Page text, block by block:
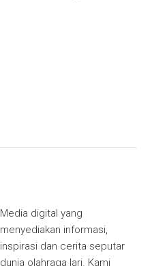
Media digital yang
menyediakan informasi,
inspirasi dan cerita seputar
dunia olahraga lari. Kami